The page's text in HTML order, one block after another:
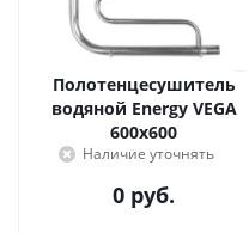
Полотенцесушитель
водяной Energy VEGA
600x600
Наличие уточнять
0 руб.